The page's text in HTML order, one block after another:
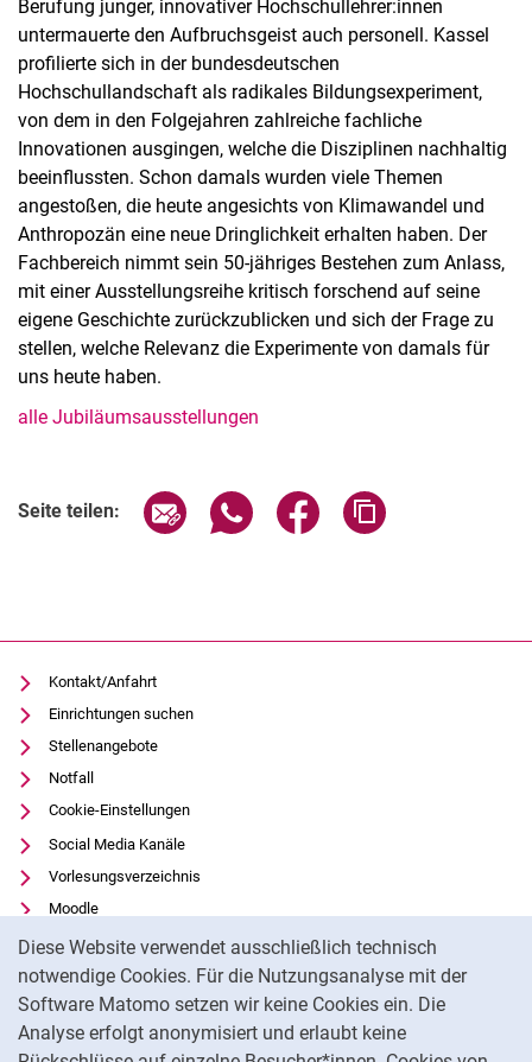
Diese Website verwendet ausschließlich technisch
notwendige Cookies. Für die Nutzungsanalyse mit der
Software Matomo setzen wir keine Cookies ein. Die
Analyse erfolgt anonymisiert und erlaubt keine
Berufung junger, innovativer Hochschullehrer:innen
untermauerte den Aufbruchsgeist auch personell. Kassel
profilierte sich in der bundesdeutschen
Hochschullandschaft als radikales Bildungsexperiment,
von dem in den Folgejahren zahlreiche fachliche
Innovationen ausgingen, welche die Disziplinen nachhaltig
beeinflussten. Schon damals wurden viele Themen
angestoßen, die heute angesichts von Klimawandel und
Anthropozän eine neue Dringlichkeit erhalten haben. Der
Fachbereich nimmt sein 50-jähriges Bestehen zum Anlass,
mit einer Ausstellungsreihe kritisch forschend auf seine
eigene Geschichte zurückzublicken und sich der Frage zu
stellen, welche Relevanz die Experimente von damals für
uns heute haben.
alle Jubiläumsausstellungen
Seite teilen: Seite über E-Mail teilen
Seite über WhatsApp teilen
Seite über Facebook
Kontakt/Anfahrt
Einrichtungen suchen
Stellenangebote
Notfall
Cookie-Einstellungen
Social Media Kanäle
Vorlesungsverzeichnis
Moodle
Panopto
Universitätsbibliothek
Datenschutz
Barrierefreiheit